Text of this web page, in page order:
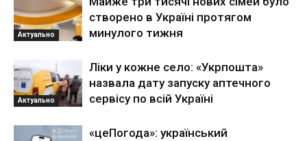
Актуально
створено в Україні протягом
минулого тижня
Актуально
Ліки у кожне село: «Укрпошта»
назвала дату запуску аптечного
сервісу по всій Україні
«цеПогода»: український